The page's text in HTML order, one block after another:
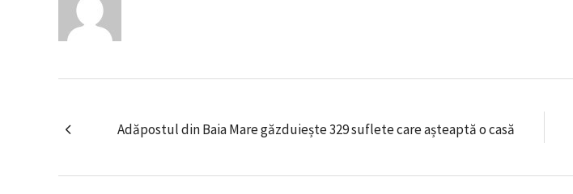
Adăpostul din Baia Mare găzduiește 329 suflete care așteaptă o casă